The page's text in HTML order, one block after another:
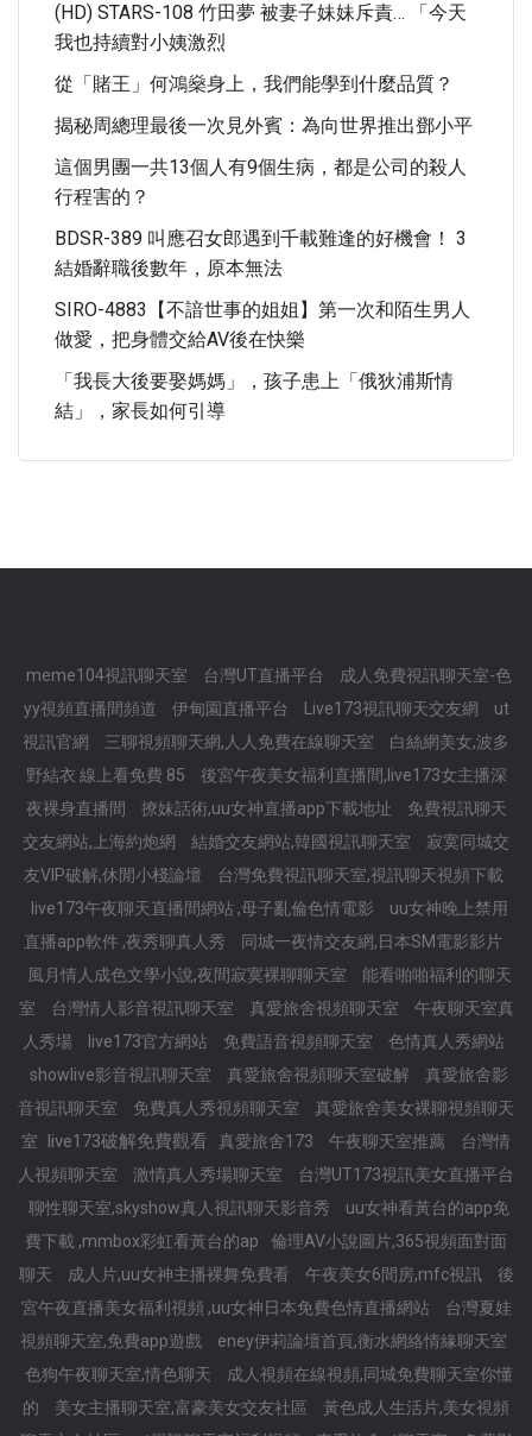
(HD) STARS-108 竹田夢 被妻子妹妹斥責… 「今天
我也持續對小姨激烈
從「賭王」何鴻燊身上，我們能學到什麼品質？
揭秘周總理最後一次見外賓：為向世界推出鄧小平
這個男團一共13個人有9個生病，都是公司的殺人
行程害的？
BDSR-389 叫應召女郎遇到千載難逢的好機會！ 3
結婚辭職後數年，原本無法
SIRO-4883【不諳世事的姐姐】第一次和陌生男人
做愛，把身體交給AV後在快樂
「我長大後要娶媽媽」，孩子患上「俄狄浦斯情
結」，家長如何引導
meme104視訊聊天室 台灣UT直播平台
成人免費視訊聊天室-色
yy視頻直播間頻道
伊甸園直播平台 Live173視訊聊天交友網
ut
視訊官網
三聊視頻聊天網,人人免費在線聊天室
白絲網美女,波多
野結衣 線上看免費 85
後宮午夜美女福利直播間,live173女主播深
夜裸身直播間
撩妹話術,uu女神直播app下載地址
免費視訊聊天
交友網站,上海約炮網
結婚交友網站,韓國視訊聊天室
寂寞同城交
友VIP破解,休閒小棧論壇
台灣免費視訊聊天室,視訊聊天視頻下載
live173午夜聊天直播間網站 ,母子亂倫色情電影
uu女神晚上禁用
直播app軟件 ,夜秀聊真人秀
同城一夜情交友網,日本SM電影影片
風月情人成色文學小說,夜間寂寞裸聊聊天室
能看啪啪福利的聊天
室
台灣情人影音視訊聊天室 真愛旅舍視頻聊天室
午夜聊天室真
人秀場
live173官方網站 免費語音視頻聊天室
色情真人秀網站
showlive影音視訊聊天室
真愛旅舍視頻聊天室破解
真愛旅舍影
音視訊聊天室
免費真人秀視頻聊天室
真愛旅舍美女裸聊視頻聊天
室
live173破解免費觀看 真愛旅舍173 午夜聊天室推薦
台灣情
人視頻聊天室
激情真人秀場聊天室
台灣UT173視訊美女直播平台
聊性聊天室,skyshow真人視訊聊天影音秀
uu女神看黃台的app免
費下載 ,mmbox彩虹看黃台的ap
倫理AV小說圖片,365視頻面對面
聊天
成人片,uu女神主播裸舞免費看 午夜美女6間房,mfc視訊
後
宮午夜直播美女福利視頻 ,uu女神日本免費色情直播網站
台灣夏娃
視頻聊天室,免費app遊戲
eney伊莉論壇首頁,衡水網絡情緣聊天室
色狗午夜聊天室,情色聊天
成人視頻在線視頻,同城免費聊天室你懂
的
美女主播聊天室,富豪美女交友社區
黃色成人生活片,美女視頻